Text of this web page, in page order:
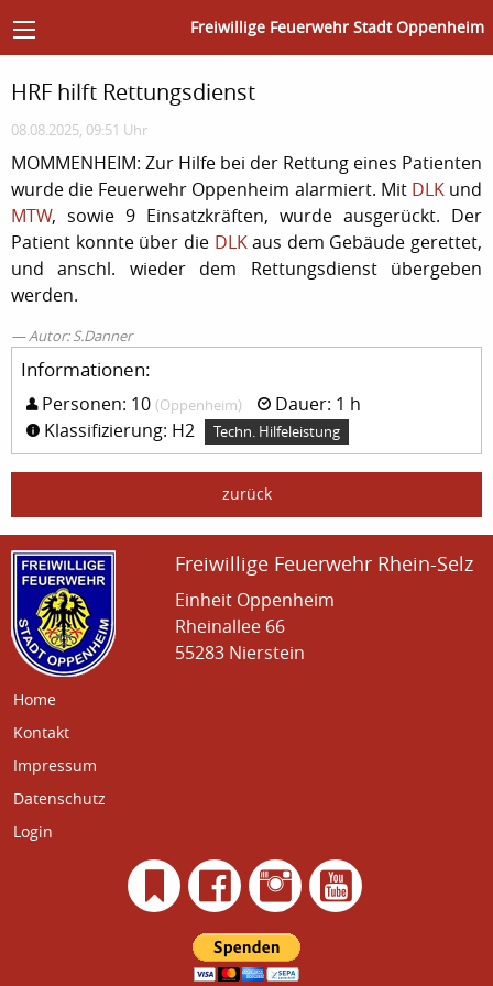
Freiwillige Feuerwehr Stadt Oppenheim
HRF hilft Rettungsdienst
08.08.2025, 09:51 Uhr
MOMMENHEIM: Zur Hilfe bei der Rettung eines Patienten
wurde die Feuerwehr Oppenheim alarmiert. Mit DLKund
MTW, sowie 9 Einsatzkräften, wurde ausgerückt. Der
Patient konnte über die DLKaus dem Gebäude gerettet,
und anschl. wieder dem Rettungsdienst übergeben
werden.
Autor: S.Danner
Informationen:
Personen: 10 (Oppenheim)
Dauer: 1 h
Klassifizierung: H2
Techn. Hilfeleistung
zurück
Freiwillige Feuerwehr Rhein-Selz
Einheit Oppenheim
Rheinallee 66
55283 Nierstein
Home
Kontakt
Impressum
Datenschutz
Login